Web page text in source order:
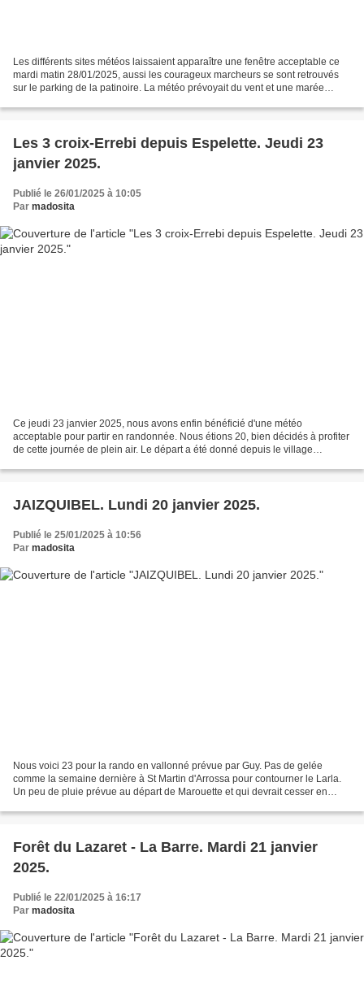
Les différents sites météos laissaient apparaître une fenêtre acceptable ce
mardi matin 28/01/2025, aussi les courageux marcheurs se sont retrouvés
sur le parking de la patinoire. La météo prévoyait du vent et une marée
Les 3 croix-Errebi depuis Espelette. Jeudi 23
janvier 2025.
Publié le 26/01/2025 à 10:05
Par madosita
Ce jeudi 23 janvier 2025, nous avons enfin bénéficié d'une météo
acceptable pour partir en randonnée. Nous étions 20, bien décidés à profiter
de cette journée de plein air. Le départ a été donné depuis le village
JAIZQUIBEL. Lundi 20 janvier 2025.
Publié le 25/01/2025 à 10:56
Par madosita
Nous voici 23 pour la rando en vallonné prévue par Guy. Pas de gelée
comme la semaine dernière à St Martin d'Arrossa pour contourner le Larla.
Un peu de pluie prévue au départ de Marouette et qui devrait cesser en
Forêt du Lazaret - La Barre. Mardi 21 janvier
2025.
Publié le 22/01/2025 à 16:17
Par madosita